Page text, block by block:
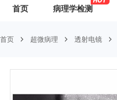
首页 病理学检测
首页 超微病理 透射电镜